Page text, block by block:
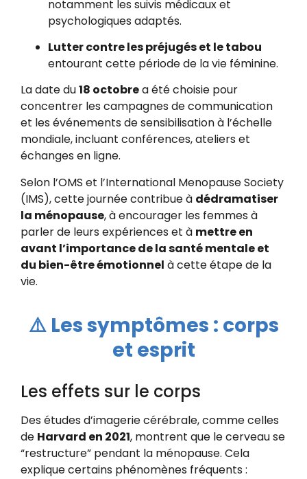
notamment les suivis médicaux et
psychologiques adaptés.
Lutter contre les préjugés et le tabou
entourant cette période de la vie féminine.
La date du18 octobrea été choisie pour
concentrer les campagnes de communication
et les événements de sensibilisation à l’échelle
mondiale, incluant conférences, ateliers et
échanges en ligne.
Selon l’OMS et l’International Menopause Society
(IMS), cette journée contribue à dédramatiser
la ménopause, à encourager les femmes à
parler de leurs expériences et à mettre en
avant l’importance de la santé mentale et
du bien-être émotionnel à cette étape de la
vie.
⚠️ Les symptômes : corps
et esprit
Les effets sur le corps
Des études d’imagerie cérébrale, comme celles
de Harvard en 2021, montrent que le cerveau se
“restructure” pendant la ménopause. Cela
explique certains phénomènes fréquents :